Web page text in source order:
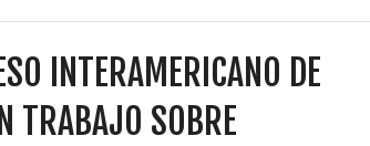
INTERAMERICANO DE
TRABAJO SOBRE